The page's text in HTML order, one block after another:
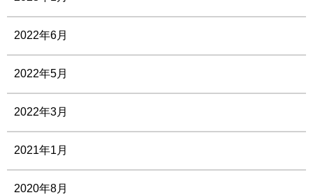
2022年6月
2022年5月
2022年3月
2021年1月
2020年8月